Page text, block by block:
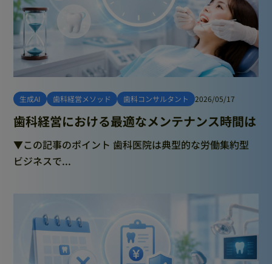
生成AI 歯科経営メソッド 歯科コンサルタント 2026/05/17
歯科経営における最適なメンテナンス時間は
▼この記事のポイント 歯科医院は典型的な労働集約型
ビジネスで...